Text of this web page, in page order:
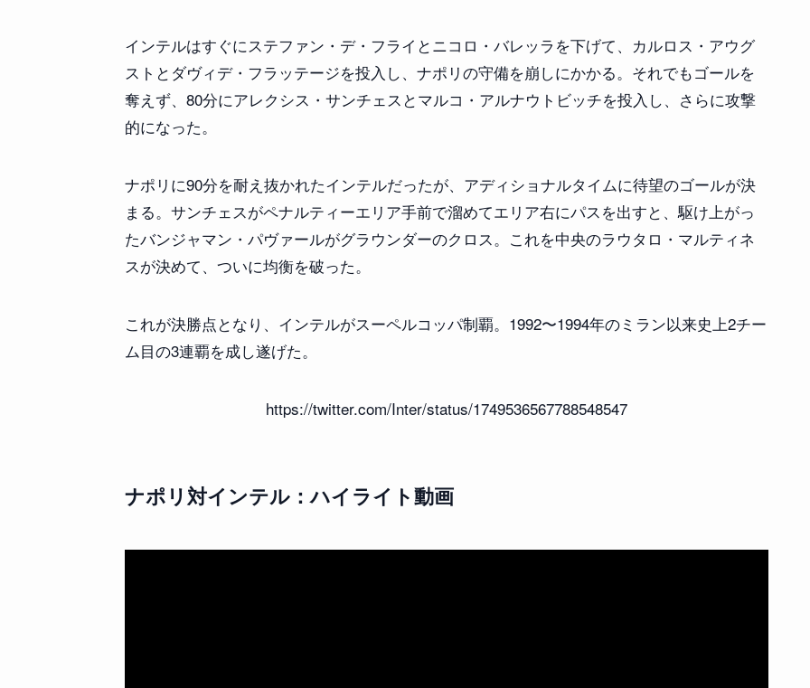
インテルはすぐにステファン・デ・フライとニコロ・バレッラを下げて、カルロス・アウグ
ストとダヴィデ・フラッテージを投入し、ナポリの守備を崩しにかかる。それでもゴールを
奪えず、80分にアレクシス・サンチェスとマルコ・アルナウトビッチを投入し、さらに攻撃
的になった。
ナポリに90分を耐え抜かれたインテルだったが、アディショナルタイムに待望のゴールが決
まる。サンチェスがペナルティーエリア手前で溜めてエリア右にパスを出すと、駆け上がっ
たバンジャマン・パヴァールがグラウンダーのクロス。これを中央のラウタロ・マルティネ
スが決めて、ついに均衡を破った。
これが決勝点となり、インテルがスーペルコッパ制覇。1992〜1994年のミラン以来史上2チー
ム目の3連覇を成し遂げた。
https://twitter.com/Inter/status/1749536567788548547
ナポリ対インテル：ハイライト動画